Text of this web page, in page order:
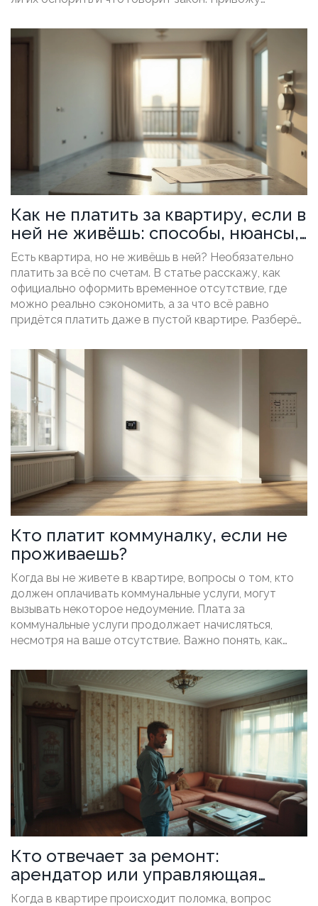
подводные камни чаще всего натыкаются люди. Всё
— без лишних формальностей и только по делу.
Как не платить за квартиру, если в
ней не живёшь: способы, нюансы,
подводные камни
Есть квартира, но не живёшь в ней? Необязательно
платить за всё по счетам. В статье расскажу, как
официально оформить временное отсутствие, где
можно реально сэкономить, а за что всё равно
придётся платить даже в пустой квартире. Разберём
управляющими компаниями. Будут пошаговые
инструкции и советы из личного опыта.
Кто платит коммуналку, если не
проживаешь?
Когда вы не живете в квартире, вопросы о том, кто
должен оплачивать коммунальные услуги, могут
вызывать некоторое недоумение. Плата за
коммунальные услуги продолжает начисляться,
несмотря на ваше отсутствие. Важно понять, как
необходимо оплачивать и как можно сэкономить на
коммунальных расходах. Если вы не хотите
неприятных сюрпризов в виде долгов по
коммунальным платежам, следуйте простым
рекомендациям и советы из этой статьи.
Кто отвечает за ремонт:
арендатор или управляющая
компания?
Когда в квартире происходит поломка, вопрос